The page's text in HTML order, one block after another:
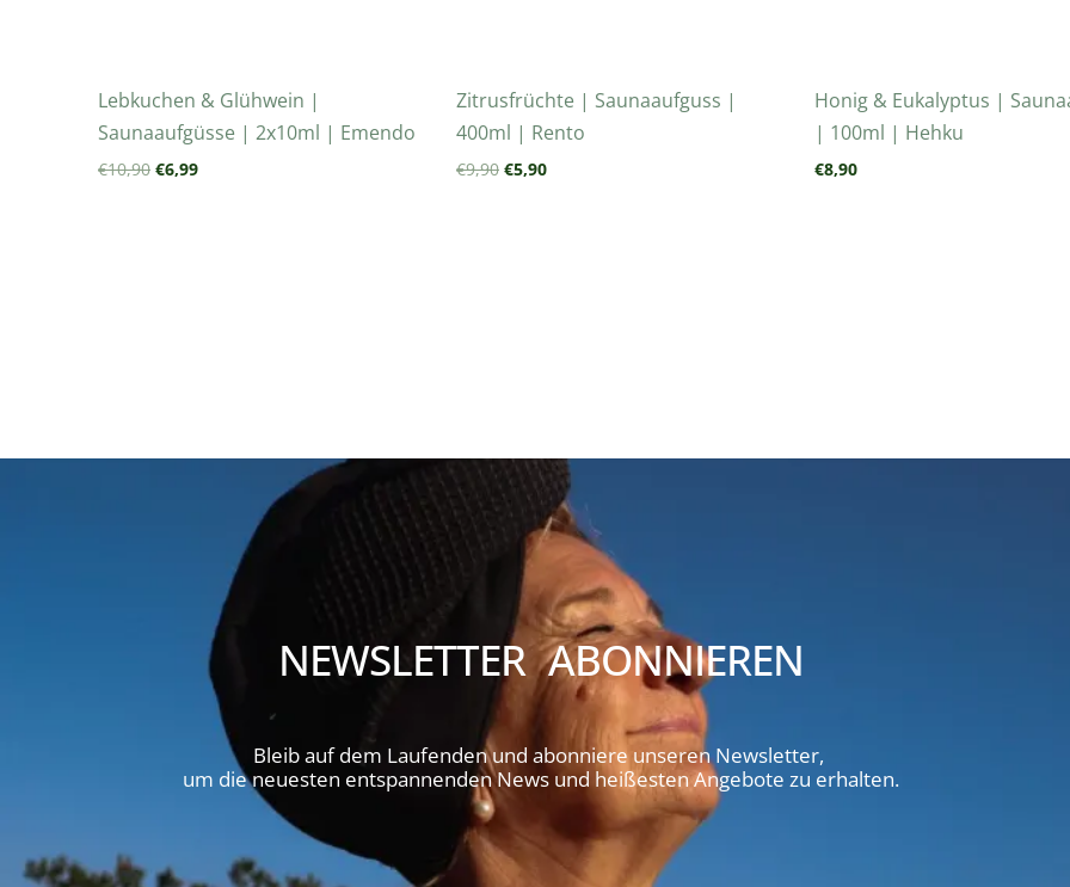
Lebkuchen & Glühwein |
Saunaaufgüsse | 2x10ml | Emendo
€10,90 €6,99
Zitrusfrüchte | Saunaaufguss |
400ml | Rento
€9,90 €5,90
Honig & Eukalyptus |
| 100ml | Hehku
€8,90
NEWSLETTER ABONNIEREN
Bleib auf dem Laufenden und abonniere unseren Newsletter,
um die neuesten entspannenden News und heißesten Angebote zu erhalten.